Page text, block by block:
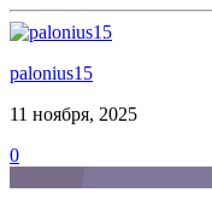
palonius15
11 ноября, 2025
0